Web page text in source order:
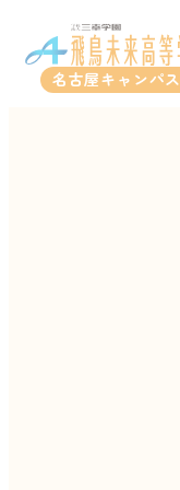
名古屋キャンパス